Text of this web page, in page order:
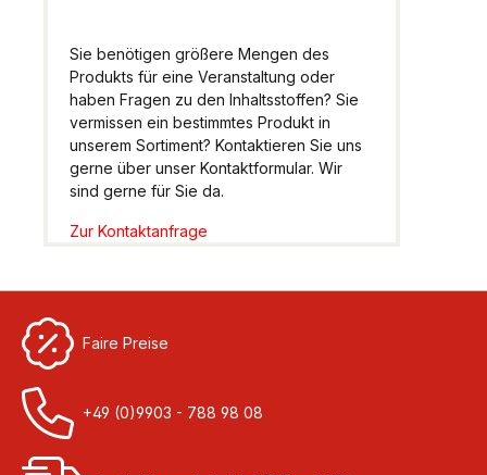
Sie benötigen größere Mengen des
Produkts für eine Veranstaltung oder
haben Fragen zu den Inhaltsstoffen? Sie
vermissen ein bestimmtes Produkt in
unserem Sortiment? Kontaktieren Sie uns
gerne über unser Kontaktformular. Wir
sind gerne für Sie da.
Zur Kontaktanfrage
Faire Preise
+49 (0)9903 - 788 98 08